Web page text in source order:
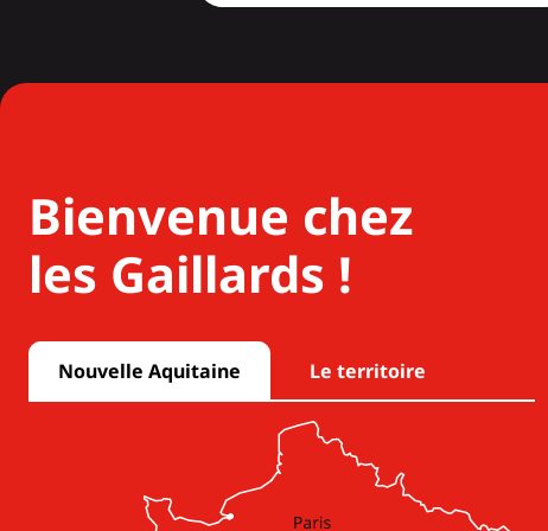
Bienvenue chez
les Gaillards !
Nouvelle Aquitaine Le territoire